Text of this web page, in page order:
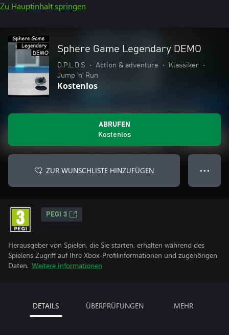
Zu Hauptinhalt springen
Sphere Game Legendary DEMO
D.P.L.D.S • Action & adventure • Klassiker
•
Jump ’n’ Run
Kostenlos
ABRUFEN
Kostenlos
ZUR WUNSCHLISTE HINZUFÜGEN ● ● ●
PEGI 3
Herausgeber von Spielen, die Sie starten, erhalten während des
Spielens Zugriff auf Ihre Xbox-Profilinformationen und zugehörigen
Daten. Weitere Informationen
DETAILS ÜBERPRÜFUNGEN MEHR